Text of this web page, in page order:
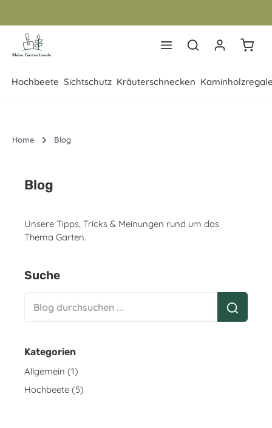
Hochbeete Sichtschutz Kräuterschnecken
Home Blog
Blog
Unsere Tipps, Tricks & Meinungen rund um das
Thema Garten.
Suche
Kategorien
Allgemein (1)
Hochbeete (5)